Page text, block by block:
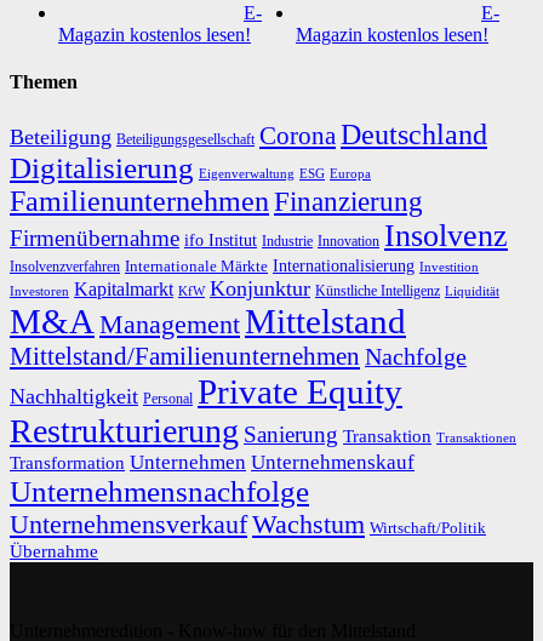
E-
Magazin kostenlos lesen!
E-
Magazin kostenlos lesen!
Themen
Beteiligung Beteiligungsgesellschaft CoronaDeutschland
Digitalisierung Eigenverwaltung ESG Europa
FamilienunternehmenFinanzierung
Firmenübernahme ifo Institut Industrie Innovation Insolvenz
Insolvenzverfahren Internationale Märkte Internationalisierung Investition
Investoren Kapitalmarkt KfW Konjunktur Künstliche Intelligenz Liquidität
M&A ManagementMittelstand
Mittelstand/Familienunternehmen Nachfolge
Nachhaltigkeit Personal Private Equity
Restrukturierung Sanierung Transaktion Transaktionen
Transformation Unternehmen Unternehmenskauf
Unternehmensnachfolge
UnternehmensverkaufWachstum Wirtschaft/Politik
Übernahme